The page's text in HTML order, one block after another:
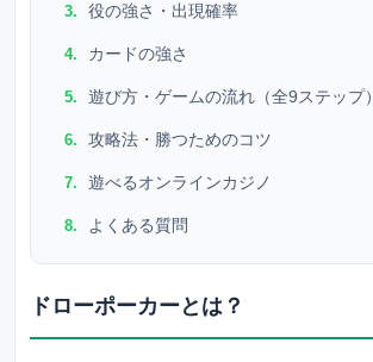
役の強さ・出現確率
カードの強さ
遊び方・ゲームの流れ（全9ステップ）
攻略法・勝つためのコツ
遊べるオンラインカジノ
よくある質問
ドローポーカーとは？